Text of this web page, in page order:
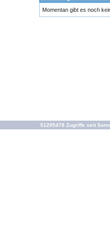
Momentan gibt es noch
51295478 Zugriffe seit